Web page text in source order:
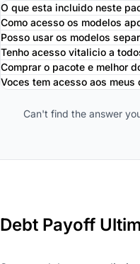
O que esta incluido neste
Como acesso os modelos
Posso usar os modelos
Tenho acesso vitalicio a
Comprar o pacote e melhor
Voces tem acesso aos meus
Can't find the answer
Debt Payoff